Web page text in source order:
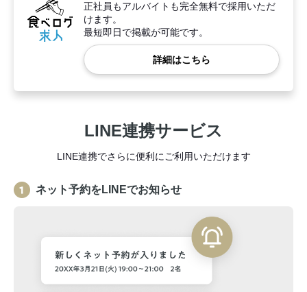
正社員もアルバイトも完全無料で採用いただ
けます。
最短即日で掲載が可能です。
詳細はこちら
LINE連携サービス
LINE連携でさらに便利にご利用いただけます
ネット予約をLINEでお知らせ